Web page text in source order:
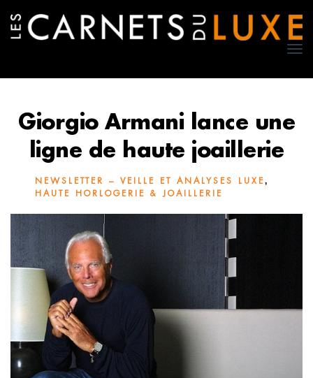
Giorgio Armani lance une
ligne de haute joaillerie
NEWSLETTER – VEILLE ET ANALYSES LUXE,
HAUTE HORLOGERIE & JOAILLERIE